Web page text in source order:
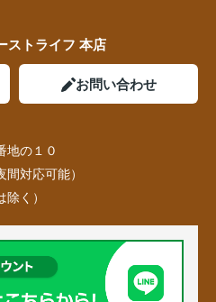
ストライフ 本店
お問い合わせ
地の１０
対応可能）
く）